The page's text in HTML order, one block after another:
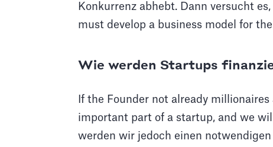
Konkurrenz abhebt. Dann versucht
must develop a business model for
Wie werden Startups
If the Founder not already
important part of a startup, and we
werden wir jedoch einen